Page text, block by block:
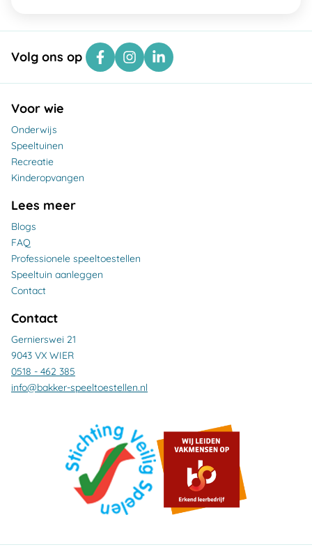
Volg ons op
Voor wie
Onderwijs
Speeltuinen
Recreatie
Kinderopvangen
Lees meer
Blogs
FAQ
Professionele speeltoestellen
Speeltuin aanleggen
Contact
Contact
Gernierswei 21
9043 VX WIER
0518 - 462 385
info@bakker-speeltoestellen.nl